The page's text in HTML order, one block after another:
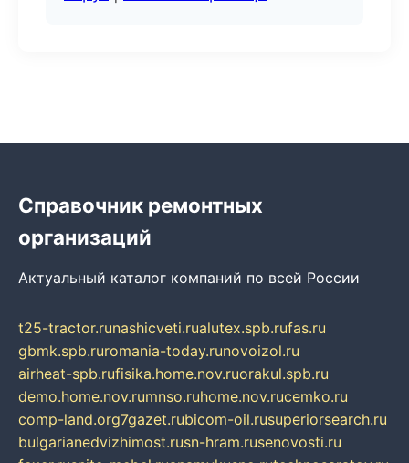
Справочник ремонтных
организаций
Актуальный каталог компаний по всей России
t25-tractor.runashicveti.rualutex.spb.rufas.ru
gbmk.spb.ruromania-today.runovoizol.ru
airheat-spb.rufisika.home.nov.ruorakul.spb.ru
demo.home.nov.rumnso.ruhome.nov.rucemko.ru
comp-land.org7gazet.rubicom-oil.rusuperiorsearch.ru
bulgarianedvizhimost.rusn-hram.rusenovosti.ru